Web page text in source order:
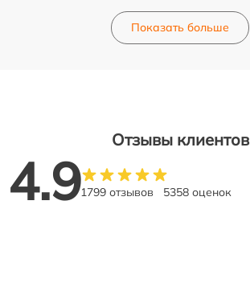
Показать больше
Отзывы клиентов
4.91799 отзывов 5358 оценок